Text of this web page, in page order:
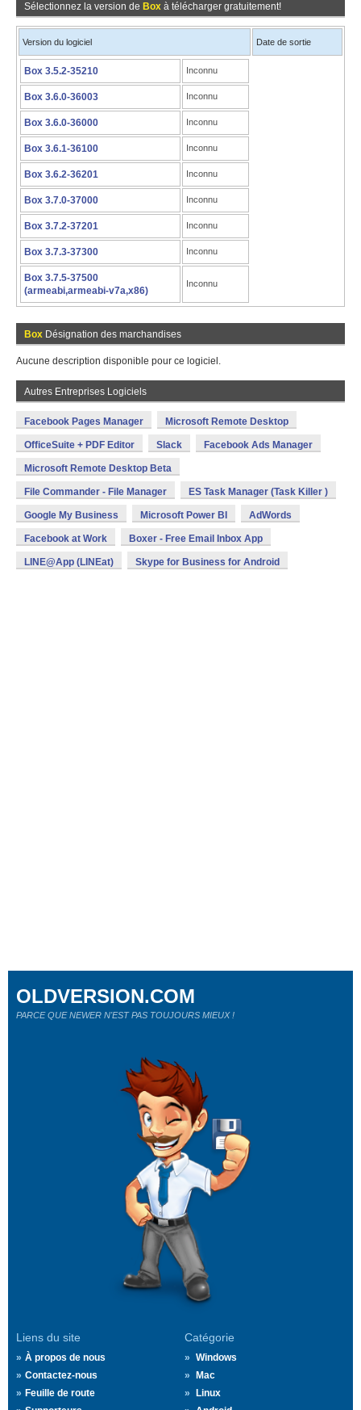
Sélectionnez la version de Box à télécharger gratuitement!
Version du logiciel Date de sortie
Box 3.5.2-35210 Inconnu
Box 3.6.0-36003 Inconnu
Box 3.6.0-36000 Inconnu
Box 3.6.1-36100 Inconnu
Box 3.6.2-36201 Inconnu
Box 3.7.0-37000 Inconnu
Box 3.7.2-37201 Inconnu
Box 3.7.3-37300 Inconnu
Box 3.7.5-37500
(armeabi,armeabi-v7a,x86)
Inconnu
Box Désignation des marchandises
Aucune description disponible pour ce logiciel.
Autres Entreprises Logiciels
Facebook Pages Manager Microsoft Remote Desktop
OfficeSuite + PDF Editor Slack Facebook Ads Manager
Microsoft Remote Desktop Beta
File Commander - File Manager ES Task Manager (Task Killer )
Google My Business Microsoft Power BI AdWords
Facebook at Work Boxer - Free Email Inbox App
LINE@App (LINEat) Skype for Business for Android
Liens du site
À propos de nous
Contactez-nous
Feuille de route
Catégorie
Windows
Mac
Linux
OLDVERSION.COM
PARCE QUE NEWER N'EST PAS TOUJOURS MIEUX !